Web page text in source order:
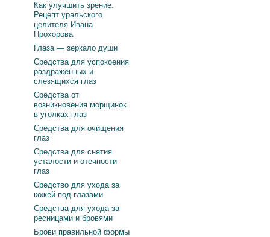
Как улучшить зрение.
Рецепт уральского
целителя Ивана
Прохорова
Глаза — зеркало души
Средства для успокоения
раздраженных и
слезящихся глаз
Средства от
возникновения морщинок
в уголках глаз
Средства для очищения
глаз
Средства для снятия
усталости и отечности
глаз
Средство для ухода за
кожей под глазами
Средства для ухода за
ресницами и бровями
Брови правильной формы